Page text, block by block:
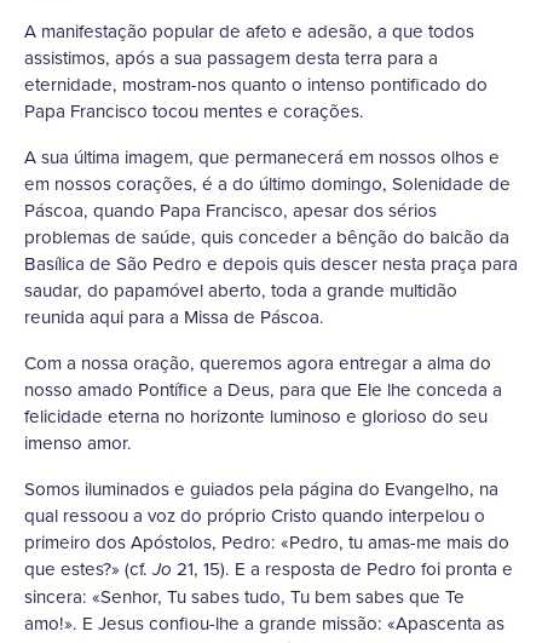
A manifestação popular de afeto e adesão, a que todos
assistimos, após a sua passagem desta terra para a
eternidade, mostram-nos quanto o intenso pontificado do
Papa Francisco tocou mentes e corações.
A sua última imagem, que permanecerá em nossos olhos e
em nossos corações, é a do último domingo, Solenidade de
Páscoa, quando Papa Francisco, apesar dos sérios
problemas de saúde, quis conceder a bênção do balcão da
Basílica de São Pedro e depois quis descer nesta praça para
saudar, do papamóvel aberto, toda a grande multidão
reunida aqui para a Missa de Páscoa.
Com a nossa oração, queremos agora entregar a alma do
nosso amado Pontífice a Deus, para que Ele lhe conceda a
felicidade eterna no horizonte luminoso e glorioso do seu
imenso amor.
Somos iluminados e guiados pela página do Evangelho, na
qual ressoou a voz do próprio Cristo quando interpelou o
primeiro dos Apóstolos, Pedro: «Pedro, tu amas-me mais do
que estes?» (cf.Jo 21, 15). E a resposta de Pedro foi pronta e
sincera: «Senhor, Tu sabes tudo, Tu bem sabes que Te
amo!». E Jesus confiou-lhe a grande missão: «Apascenta as